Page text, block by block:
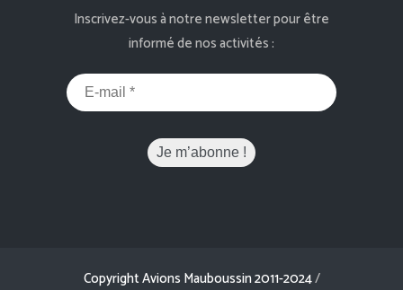
Inscrivez-vous à notre newsletter pour être
informé de nos activités :
Copyright Avions Mauboussin 2011-2024/